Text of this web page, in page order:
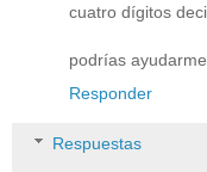
cuatro dígitos
podrías
Responder
Respuestas